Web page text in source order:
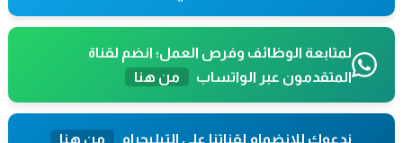
لمتابعة الوظائف وفرص العمل؛ انضم لقناة
المتقدمون عبر الواتساب
من هنا
ندعوك للانضمام لقناتنا على التيليجرام
من هنا